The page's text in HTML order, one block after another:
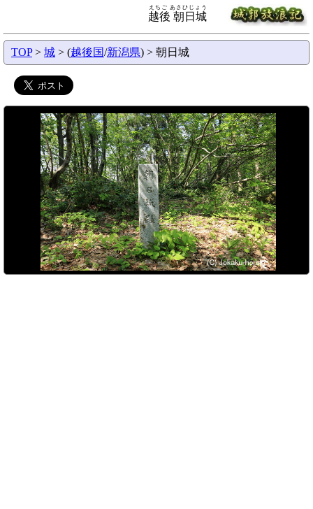
越後 朝日城
えちご あさひじょう
TOP> 城 > (越後国/新潟県) > 朝日城